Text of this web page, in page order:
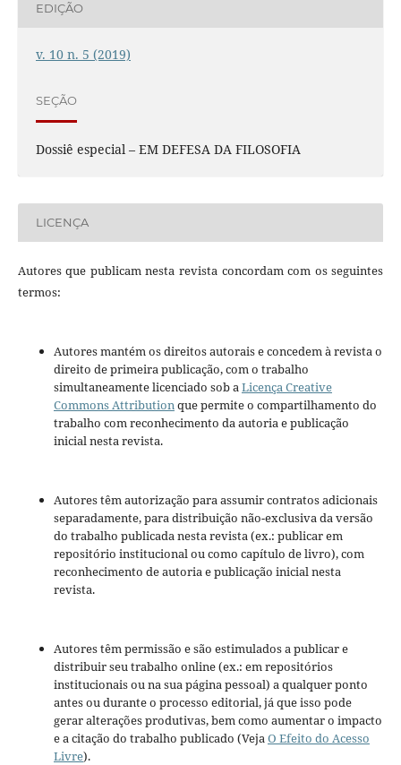
EDIÇÃO
v. 10 n. 5 (2019)
SEÇÃO
Dossiê especial – EM DEFESA DA FILOSOFIA
LICENÇA
Autores que publicam nesta revista concordam com os seguintes
termos:
Autores mantém os direitos autorais e concedem à revista o
direito de primeira publicação, com o trabalho
simultaneamente licenciado sob aLicença Creative
Commons Attributionque permite o compartilhamento do
trabalho com reconhecimento da autoria e publicação
inicial nesta revista.
Autores têm autorização para assumir contratos adicionais
separadamente, para distribuição não-exclusiva da versão
do trabalho publicada nesta revista (ex.: publicar em
repositório institucional ou como capítulo de livro), com
reconhecimento de autoria e publicação inicial nesta
revista.
Autores têm permissão e são estimulados a publicar e
distribuir seu trabalho online (ex.: em repositórios
institucionais ou na sua página pessoal) a qualquer ponto
antes ou durante o processo editorial, já que isso pode
gerar alterações produtivas, bem como aumentar o impacto
e a citação do trabalho publicado (VejaO Efeito do Acesso
Livre).